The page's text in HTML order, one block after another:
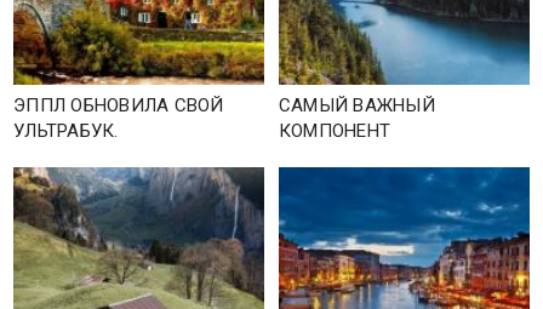
ЭППЛ ОБНОВИЛА СВОЙ
УЛЬТРАБУК.
САМЫЙ ВАЖНЫЙ
КОМПОНЕНТ